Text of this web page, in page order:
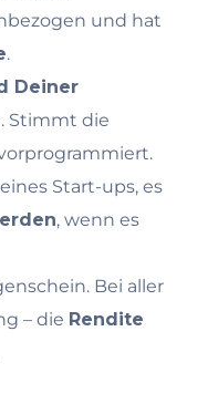
und hat
.
Deiner
Stimmt die
Start-ups, es
, wenn es
Bei aller
– die Rendite